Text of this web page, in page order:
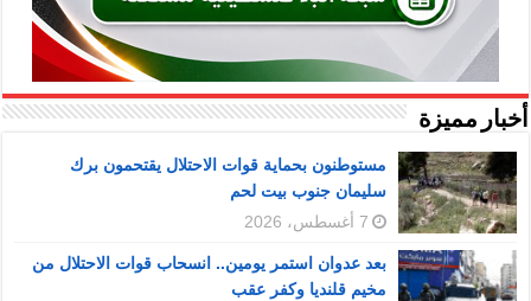
أخبار مميزة
مستوطنون بحماية قوات الاحتلال يقتحمون برك
سليمان جنوب بيت لحم
7 أغسطس، 2026
بعد عدوان استمر يومين.. انسحاب قوات الاحتلال من
مخيم قلنديا وكفر عقب